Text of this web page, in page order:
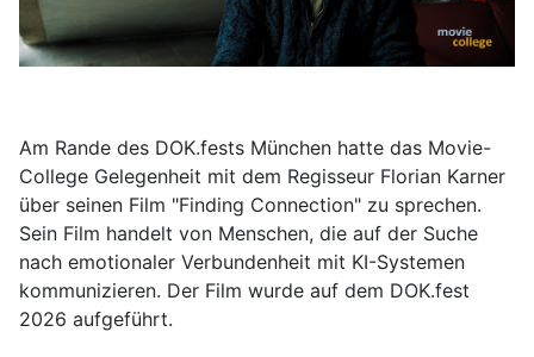
Am Rande des DOK.fests München hatte das Movie-
College Gelegenheit mit dem Regisseur Florian Karner
über seinen Film "Finding Connection" zu sprechen.
Sein Film handelt von Menschen, die auf der Suche
nach emotionaler Verbundenheit mit KI-Systemen
kommunizieren. Der Film wurde auf dem DOK.fest
2026 aufgeführt.